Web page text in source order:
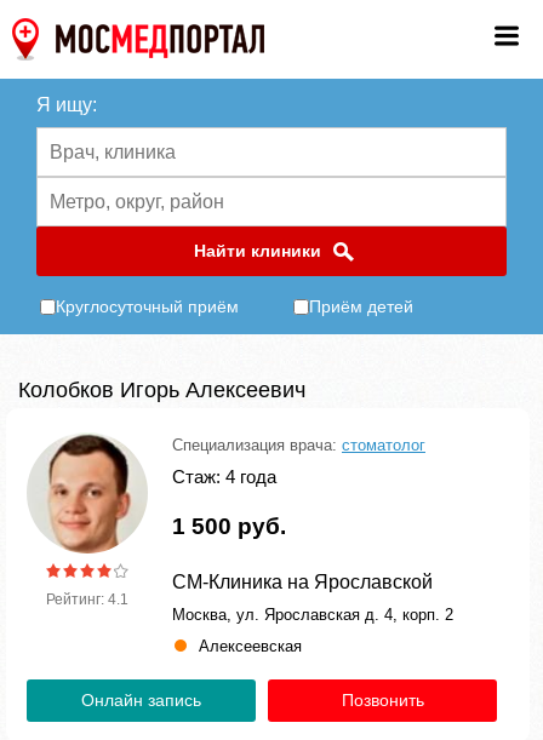
Я ищу:
Найти клиники
Круглосуточный приём Приём детей
Колобков Игорь Алексеевич
Рейтинг: 4.1
Специализация врача: стоматолог
Стаж: 4 года
1 500 руб.
СМ-Клиника на Ярославской
Москва, ул. Ярославская д. 4, корп. 2
Алексеевская
Онлайн запись Позвонить